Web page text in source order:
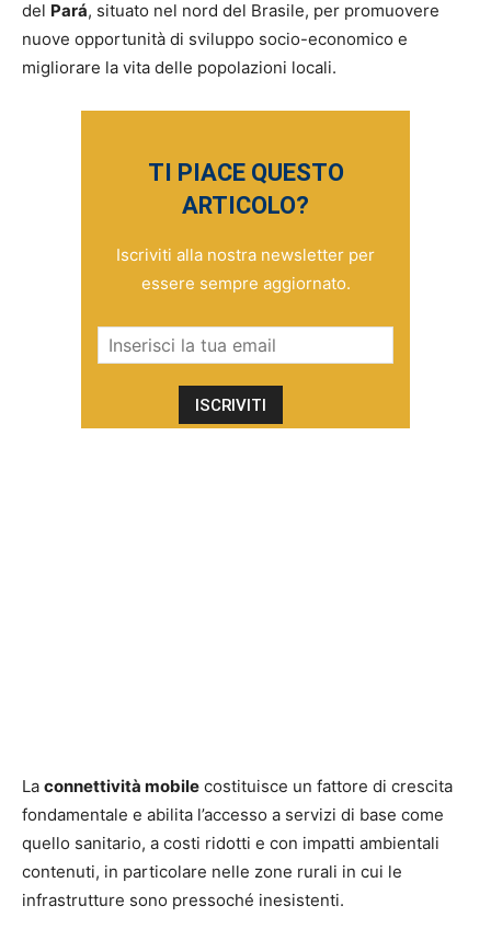
del Pará, situato nel nord del Brasile, per promuovere
nuove opportunità di sviluppo socio-economico e
migliorare la vita delle popolazioni locali.
TI PIACE QUESTO
ARTICOLO?
Iscriviti alla nostra newsletter per
essere sempre aggiornato.
La connettività mobile costituisce un fattore di crescita
fondamentale e abilita l’accesso a servizi di base come
quello sanitario, a costi ridotti e con impatti ambientali
contenuti, in particolare nelle zone rurali in cui le
infrastrutture sono pressoché inesistenti.